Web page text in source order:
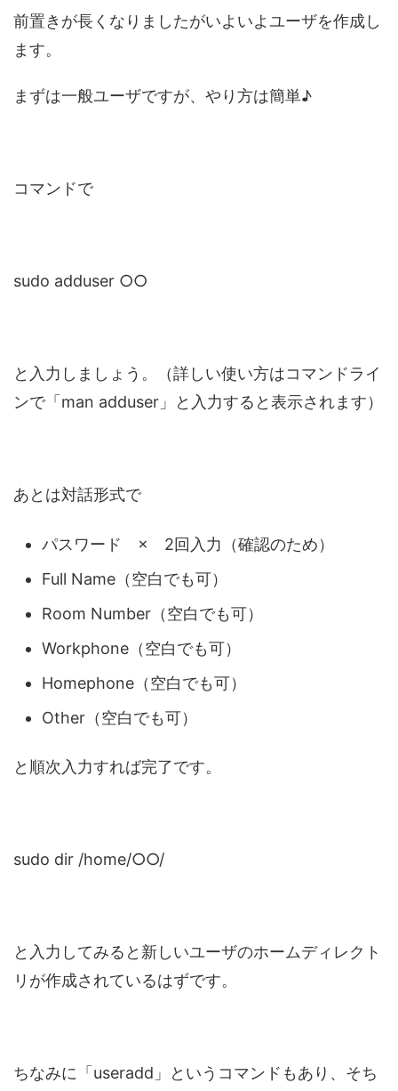
前置きが長くなりましたがいよいよユーザを作成し
ます。
まずは一般ユーザですが、やり方は簡単♪
コマンドで
sudo adduser ○○
と入力しましょう。（詳しい使い方はコマンドライ
ンで「man adduser」と入力すると表示されます）
あとは対話形式で
パスワード × 2回入力（確認のため）
Full Name（空白でも可）
Room Number（空白でも可）
Workphone（空白でも可）
Homephone（空白でも可）
Other（空白でも可）
と順次入力すれば完了です。
sudo dir /home/○○/
と入力してみると新しいユーザのホームディレクト
リが作成されているはずです。
ちなみに「useradd」というコマンドもあり、そち